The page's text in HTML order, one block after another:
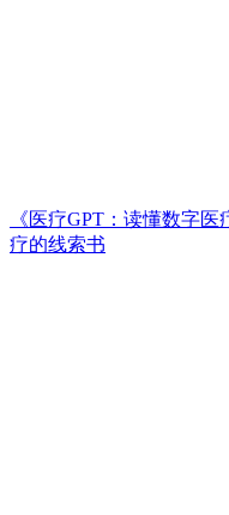
《医疗GPT：读懂数字
疗的线索书